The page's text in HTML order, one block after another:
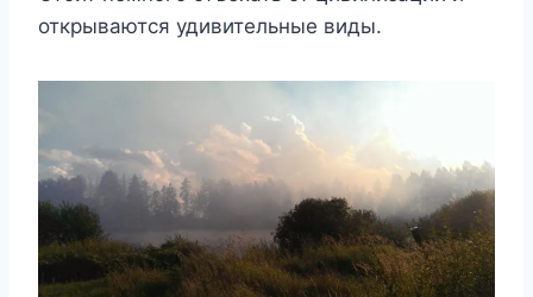
открываются удивительные виды.